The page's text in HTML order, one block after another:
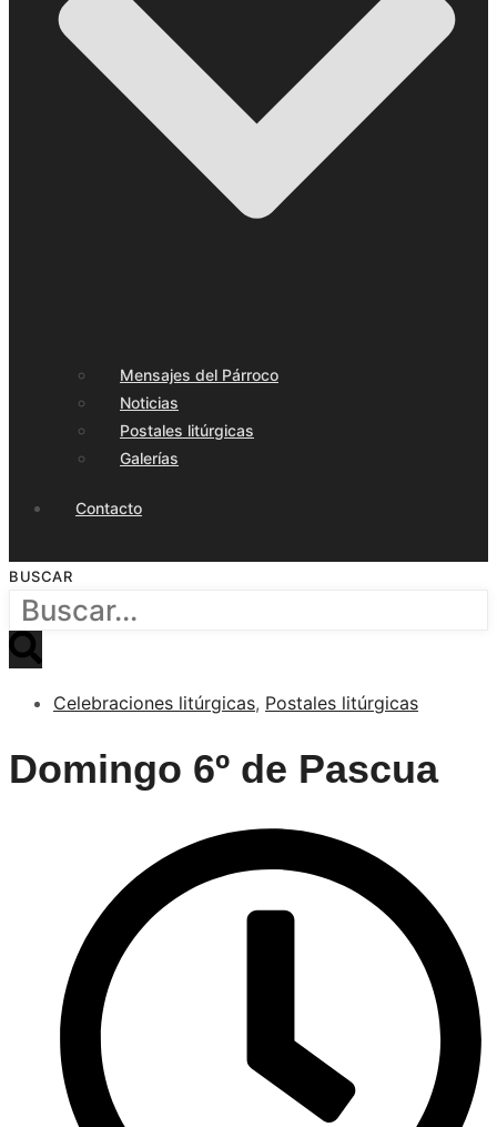
Mensajes del Párroco
Noticias
Postales litúrgicas
Galerías
Contacto
BUSCAR
Celebraciones litúrgicas, Postales litúrgicas
Domingo 6º de Pascua